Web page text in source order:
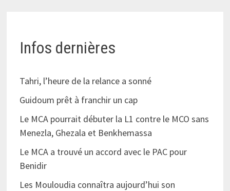
Infos dernières
Tahri, l’heure de la relance a sonné
Guidoum prêt à franchir un cap
Le MCA pourrait débuter la L1 contre le MCO sans
Menezla, Ghezala et Benkhemassa
Le MCA a trouvé un accord avec le PAC pour
Benidir
Les Mouloudia connaîtra aujourd’hui son